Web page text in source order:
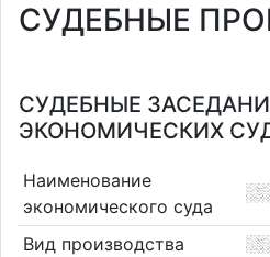
СУДЕБНЫЕ
СУДЕБНЫЕ
ЭКОНОМИЧЕСКИХ
Наименование
экономического суда
Вид производства